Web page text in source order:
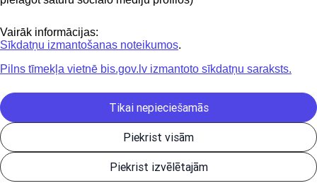
Vairāk informācijas:
Sīkdatņu izmantošanas noteikumos.
Pilns tīmekļa vietnē bis.gov.lv izmantoto sīkdatņu saraksts.
Piekrist izvēlētajām
Piekrist visām
Tikai nepieciešamās
Sekojiet mums
Lejupielādejiet
Būvniecības valsts kontroles birojs | Informācijas pārpublicēšanas
gadījumā atsauce uz Būvniecības informācijas sistēmu obligāta. |
Build: 1bae2-C (20260806205642) (production)